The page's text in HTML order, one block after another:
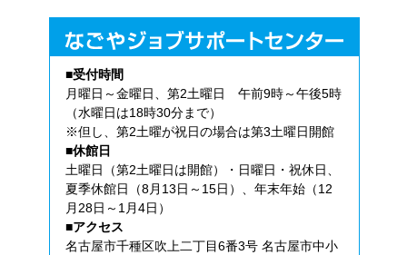
■受付時間
月曜日～金曜日、第2土曜日 午前9時～午後5時
（水曜日は18時30分まで）
※但し、第2土曜が祝日の場合は第3土曜日開館
■休館日
土曜日（第2土曜日は開館）・日曜日・祝休日、
夏季休館日（8月13日～15日）、年末年始（12
月28日～1月4日）
■アクセス
名古屋市千種区吹上二丁目6番3号 名古屋市中小